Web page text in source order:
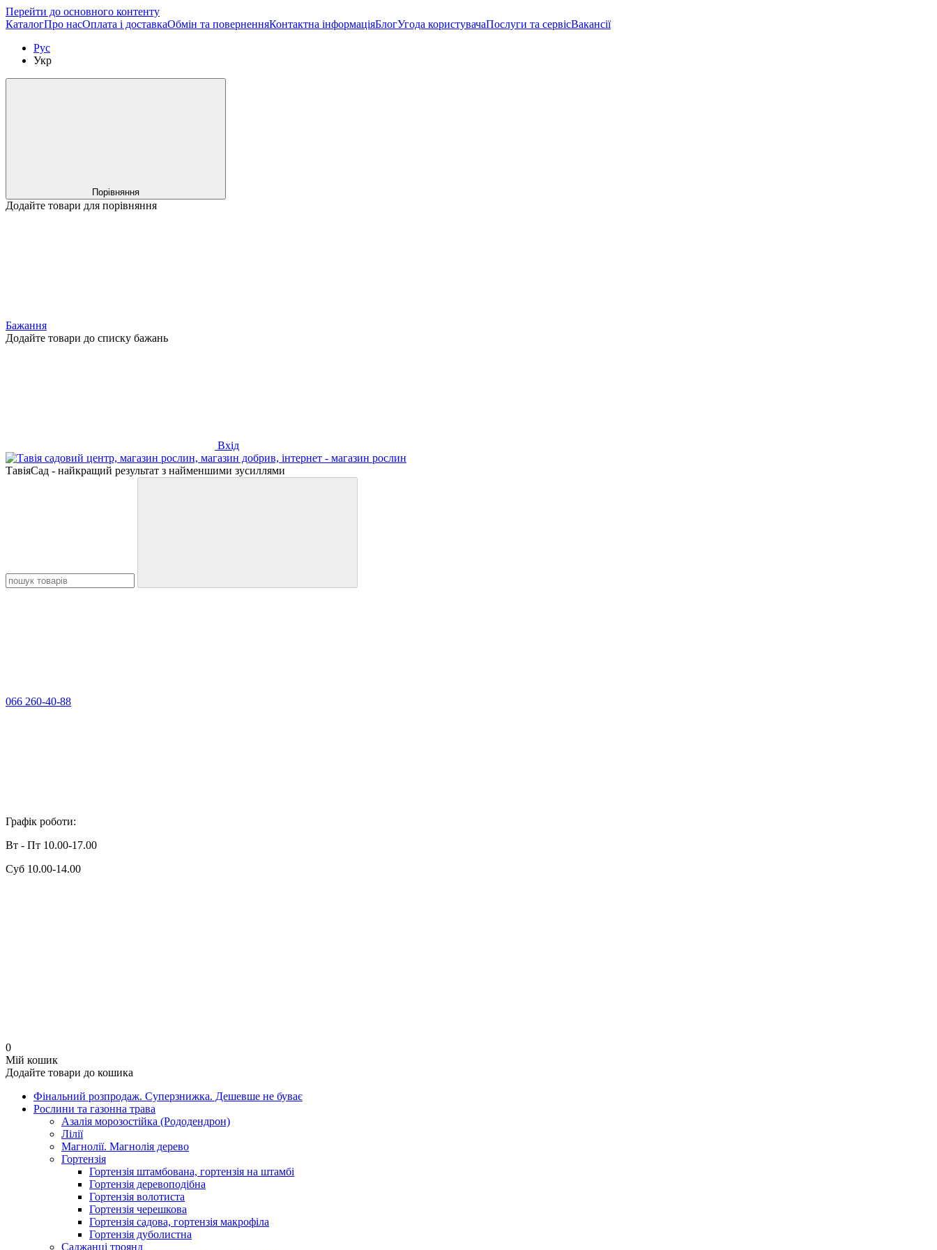
Перейти до основного контенту
КаталогПро насОплата і доставкаОбмін та поверненняКонтактна інформаціяБлогУгода користувачаПослуги та сервісВакансії
Рус
Укр
Порівняння
Додайте товари для порівняння
Бажання
Додайте товари до списку бажань
Вхід
ТавіяСад - найкращий результат з найменшими зусиллями
066 260-40-88
Графік роботи:
Вт - Пт 10.00-17.00
Суб 10.00-14.00
0
Мій кошик
Додайте товари до кошика
Фінальний розпродаж. Суперзнижка. Дешевше не буває
Рослини та газонна трава
Азалія морозостійка (Рододендрон)
Лілії
Магнолії. Магнолія дерево
Гортензія
Гортензія штамбована, гортензія на штамбі
Гортензія деревоподібна
Гортензія волотиста
Гортензія черешкова
Гортензія садова, гортензія макрофіла
Гортензія дуболистна
Саджанці троянд